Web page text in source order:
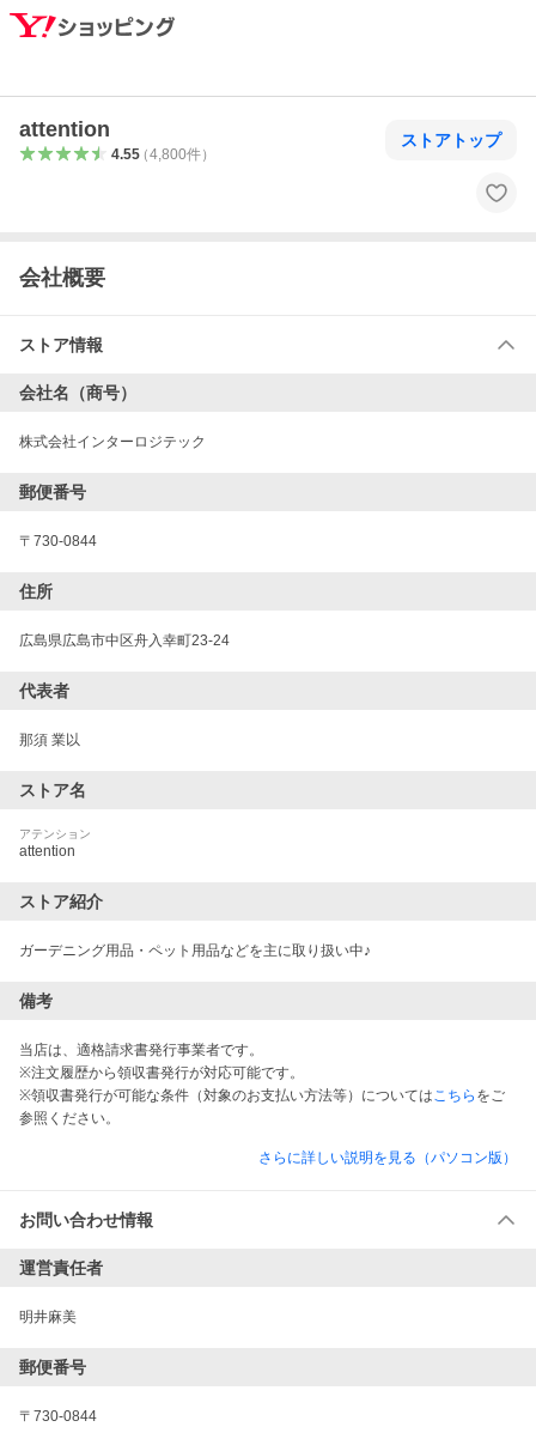
attention
4.55（4,800件）
ストアトップ
会社概要
ストア情報
会社名（商号）
株式会社インターロジテック
郵便番号
〒 730-0844
住所
広島県広島市中区舟入幸町23-24
代表者
那須 業以
ストア名
アテンション
attention
ストア紹介
ガーデニング用品・ペット用品などを主に取り扱い中♪
備考
当店は、適格請求書発行事業者です。
※注文履歴から領収書発行が対応可能です。
※領収書発行が可能な条件（対象のお支払い方法等）についてはこちら をご
参照ください。
さらに詳しい説明を見る（パソコン版）
お問い合わせ情報
運営責任者
明井麻美
郵便番号
〒730-0844